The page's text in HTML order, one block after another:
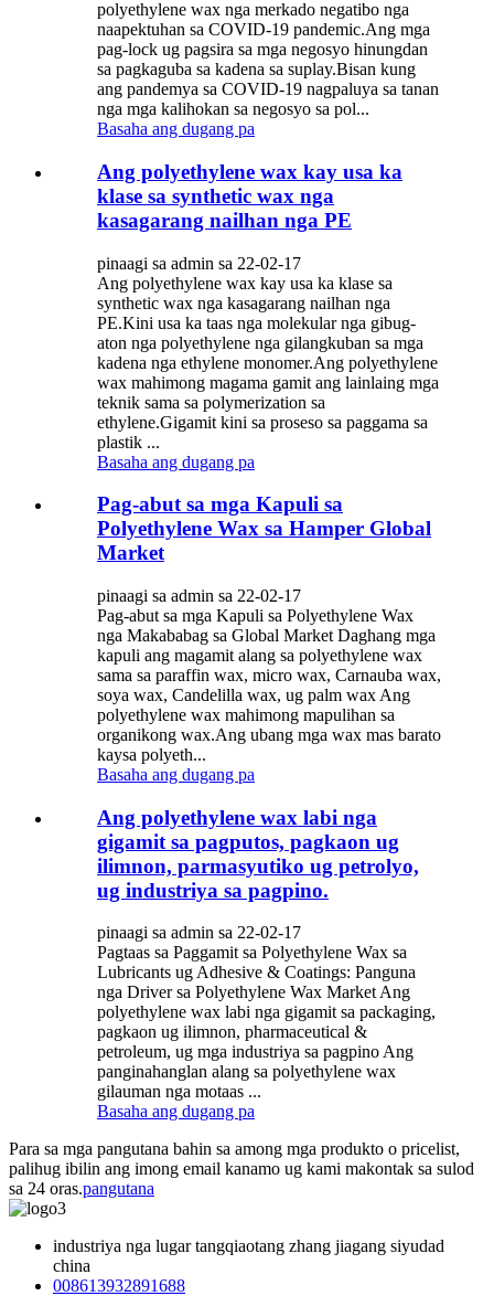
polyethylene wax nga merkado negatibo nga
naapektuhan sa COVID-19 pandemic.Ang mga
pag-lock ug pagsira sa mga negosyo hinungdan
sa pagkaguba sa kadena sa suplay.Bisan kung
ang pandemya sa COVID-19 nagpaluya sa tanan
nga mga kalihokan sa negosyo sa pol...
Basaha ang dugang pa
Ang polyethylene wax kay usa ka
klase sa synthetic wax nga
kasagarang nailhan nga PE
pinaagi sa admin sa 22-02-17
Ang polyethylene wax kay usa ka klase sa
synthetic wax nga kasagarang nailhan nga
PE.Kini usa ka taas nga molekular nga gibug-
aton nga polyethylene nga gilangkuban sa mga
kadena nga ethylene monomer.Ang polyethylene
wax mahimong magama gamit ang lainlaing mga
teknik sama sa polymerization sa
ethylene.Gigamit kini sa proseso sa paggama sa
plastik ...
Basaha ang dugang pa
Pag-abut sa mga Kapuli sa
Polyethylene Wax sa Hamper Global
Market
pinaagi sa admin sa 22-02-17
Pag-abut sa mga Kapuli sa Polyethylene Wax
nga Makababag sa Global Market Daghang mga
kapuli ang magamit alang sa polyethylene wax
sama sa paraffin wax, micro wax, Carnauba wax,
soya wax, Candelilla wax, ug palm wax Ang
polyethylene wax mahimong mapulihan sa
organikong wax.Ang ubang mga wax mas barato
kaysa polyeth...
Basaha ang dugang pa
Ang polyethylene wax labi nga
gigamit sa pagputos, pagkaon ug
ilimnon, parmasyutiko ug petrolyo,
ug industriya sa pagpino.
pinaagi sa admin sa 22-02-17
Pagtaas sa Paggamit sa Polyethylene Wax sa
Lubricants ug Adhesive & Coatings: Panguna
nga Driver sa Polyethylene Wax Market Ang
polyethylene wax labi nga gigamit sa packaging,
pagkaon ug ilimnon, pharmaceutical &
petroleum, ug mga industriya sa pagpino Ang
panginahanglan alang sa polyethylene wax
gilauman nga motaas ...
Basaha ang dugang pa
Para sa mga pangutana bahin sa among mga produkto o pricelist,
palihug ibilin ang imong email kanamo ug kami makontak sa sulod
sa 24 oras.pangutana
industriya nga lugar tangqiaotang zhang jiagang siyudad
china
008613932891688